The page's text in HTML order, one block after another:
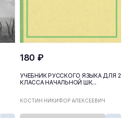
180 ₽
УЧЕБНИК РУССКОГО ЯЗЫКА ДЛЯ 2
КЛАССА НАЧАЛЬНОЙ ШК...
КОСТИН НИКИФОР АЛЕКСЕЕВИЧ